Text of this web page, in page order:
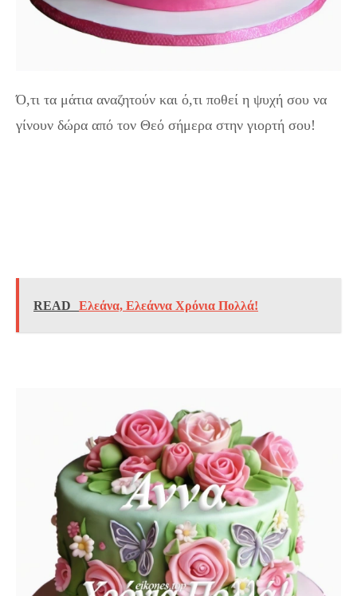
Ό,τι τα μάτια αναζητούν και ό,τι ποθεί η ψυχή σου να
γίνουν δώρα από τον Θεό σήμερα στην γιορτή σου!
READ Ελεάνα, Ελεάννα Χρόνια Πολλά!